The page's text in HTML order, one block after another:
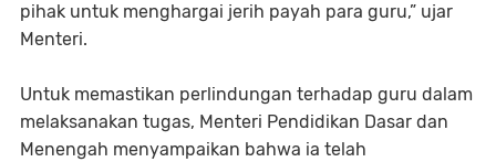
pihak untuk menghargai jerih payah para guru,” ujar
Menteri.
Untuk memastikan perlindungan terhadap guru dalam
melaksanakan tugas, Menteri Pendidikan Dasar dan
Menengah menyampaikan bahwa ia telah